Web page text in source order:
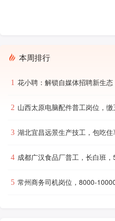
本周排行
1 花小聘：解锁自媒体招聘新生
2 山西太原电脑配件普工岗位，
3 湖北宜昌远景生产技工，包吃住
4 成都广汉食品厂普工，长白班
5 常州商务司机岗位，8000-